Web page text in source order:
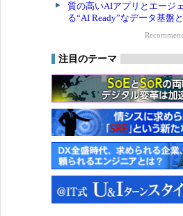
質の高いAIアプリとエージ
る“AI Ready”なデータ基盤
注目のテーマ